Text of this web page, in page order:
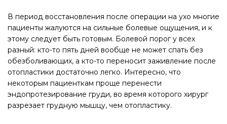
В период восстановления после операции на ухо многие
пациенты жалуются на сильные болевые ощущения, и к
этому следует быть готовым. Болевой порог у всех
разный: кто-то пять дней вообще не может спать без
обезболивающих, а кто-то переносит заживление после
отопластики достаточно легко. Интересно, что
некоторым пациенткам проще перенести
эндопротезирование груди, во время которого хирург
разрезает грудную мышцу, чем отопластику.